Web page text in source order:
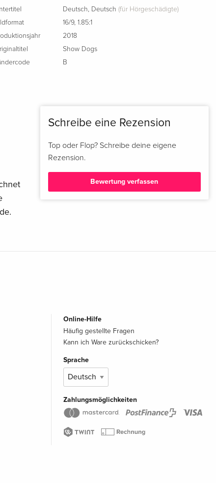
Deutsch, Deutsch (für Hörgeschädigte)
16/9,1.85:1
2018
Show Dogs
B
Schreibe eine Rezension
Top oder Flop? Schreibe deine eigene
Rezension.
Bewertung verfassen
Online-Hilfe
Häufig gestellte Fragen
Kann ich Ware zurückschicken?
Sprache
Zahlungsmöglichkeiten